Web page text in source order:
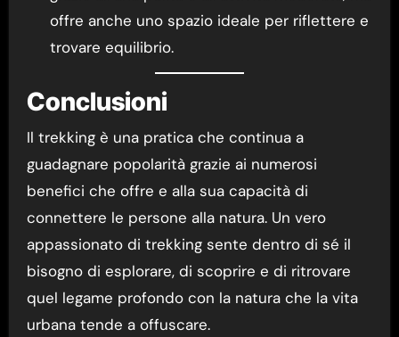
offre anche uno spazio ideale per riflettere e
trovare equilibrio.
Conclusioni
Il trekking è una pratica che continua a
guadagnare popolarità grazie ai numerosi
benefici che offre e alla sua capacità di
connettere le persone alla natura. Un vero
appassionato di trekking sente dentro di sé il
bisogno di esplorare, di scoprire e di ritrovare
quel legame profondo con la natura che la vita
urbana tende a offuscare.